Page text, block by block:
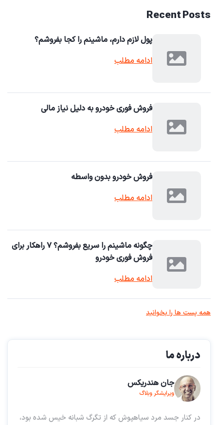
Recent Posts
پول لازم دارم، ماشینم را کجا بفروشم؟
ادامه مطلب
فروش فوری خودرو به دلیل نیاز مالی
ادامه مطلب
فروش خودرو بدون واسطه
ادامه مطلب
چگونه ماشینم را سریع بفروشم؟ ۷ راهکار برای
فروش فوری خودرو
ادامه مطلب
همه پست ها را بخوانید
درباره ما
جان هندریکس
ویرایشگر وبلاگ
در کنار جسد مرد سیاهپوش که از تگرگ شبانه خیس شده بود،